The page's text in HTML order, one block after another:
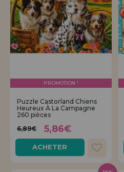
PROMOTION !
Puzzle Castorland Chiens
Heureux À La Campagne
260 pièces
6,89€
5,86€
ACHETER